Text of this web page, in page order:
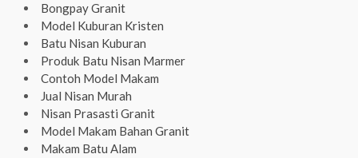
Bongpay Granit
Model Kuburan Kristen
Batu Nisan Kuburan
Produk Batu Nisan Marmer
Contoh Model Makam
Jual Nisan Murah
Nisan Prasasti Granit
Model Makam Bahan Granit
Makam Batu Alam